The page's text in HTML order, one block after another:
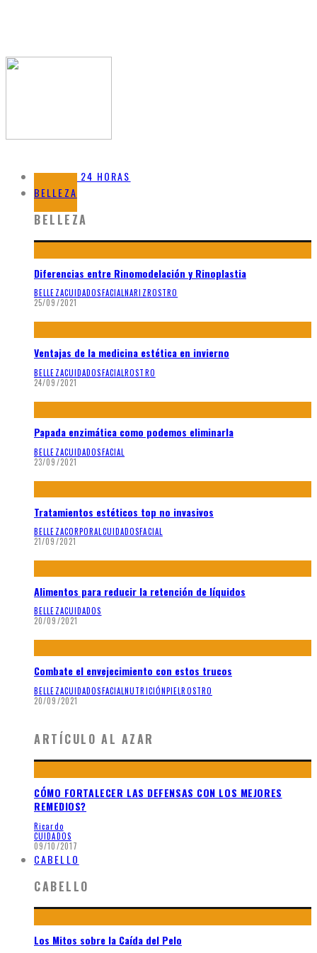
BELLEZA 24 HORAS
BELLEZA
BELLEZA
Diferencias entre Rinomodelación y Rinoplastia
BELLEZACUIDADOSFACIALNARIZROSTRO
25/09/2021
Ventajas de la medicina estética en invierno
BELLEZACUIDADOSFACIALROSTRO
24/09/2021
Papada enzimática como podemos eliminarla
BELLEZACUIDADOSFACIAL
23/09/2021
Tratamientos estéticos top no invasivos
BELLEZACORPORAL CUIDADOSFACIAL
21/09/2021
Alimentos para reducir la retención de líquidos
BELLEZACUIDADOS
20/09/2021
Combate el envejecimiento con estos trucos
BELLEZACUIDADOSFACIALNUTRICIÓNPIELROSTRO
20/09/2021
ARTÍCULO AL AZAR
CÓMO FORTALECER LAS DEFENSAS CON LOS MEJORES
REMEDIOS?
Ricardo
CUIDADOS
09/10/2017
CABELLO
CABELLO
Los Mitos sobre la Caída del Pelo